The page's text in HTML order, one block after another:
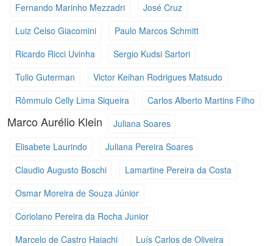
Fernando Marinho Mezzadri
José Cruz
Luiz Celso Giacomini
Paulo Marcos Schmitt
Ricardo Ricci Uvinha
Sergio Kudsi Sartori
Tulio Guterman
Victor Keihan Rodrigues Matsudo
Rômmulo Celly Lima Siqueira
Carlos Alberto Martins Filho
Marco Aurélio Klein
Juliana Soares
Elisabete Laurindo
Juliana Pereira Soares
Claudio Augusto Boschi
Lamartine Pereira da Costa
Osmar Moreira de Souza Júnior
Coriolano Pereira da Rocha Junior
Marcelo de Castro Haiachi
Luís Carlos de Oliveira